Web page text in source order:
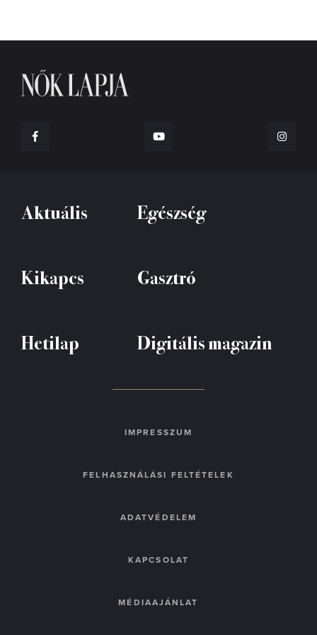
Aktuális Egészség
Kikapcs Gasztró
Hetilap Digitális magazin
IMPRESSZUM
FELHASZNÁLÁSI FELTÉTELEK
ADATVÉDELEM
KAPCSOLAT
MÉDIAAJÁNLAT